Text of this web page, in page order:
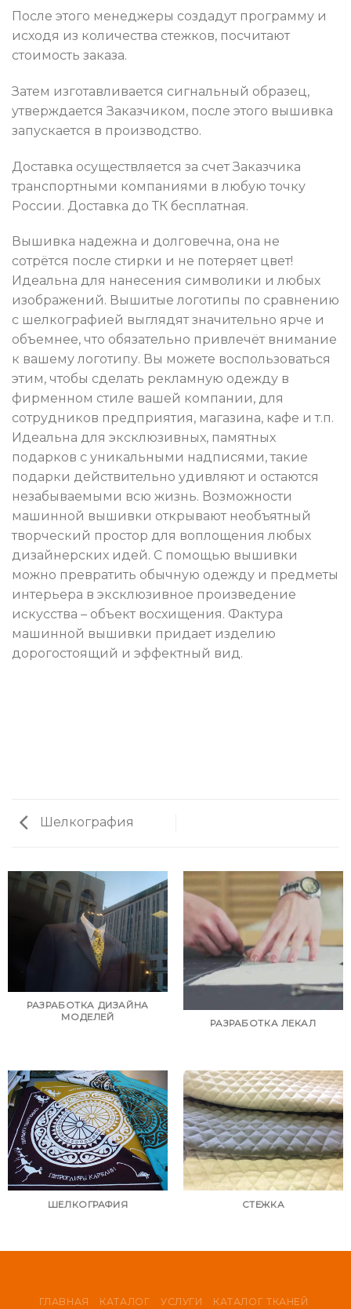
После этого менеджеры создадут программу и
исходя из количества стежков, посчитают
стоимость заказа.
Затем изготавливается сигнальный образец,
утверждается Заказчиком, после этого вышивка
запускается в производство.
Доставка осуществляется за счет Заказчика
транспортными компаниями в любую точку
России. Доставка до ТК бесплатная.
Вышивка надежна и долговечна, она не
сотрётся после стирки и не потеряет цвет!
Идеальна для нанесения символики и любых
изображений. Вышитые логотипы по сравнению
с шелкографией выглядят значительно ярче и
объемнее, что обязательно привлечёт внимание
к вашему логотипу. Вы можете воспользоваться
этим, чтобы сделать рекламную одежду в
фирменном стиле вашей компании, для
сотрудников предприятия, магазина, кафе и т.п.
Идеальна для эксклюзивных, памятных
подарков с уникальными надписями, такие
подарки действительно удивляют и остаются
незабываемыми всю жизнь. Возможности
машинной вышивки открывают необъятный
творческий простор для воплощения любых
дизайнерских идей. С помощью вышивки
можно превратить обычную одежду и предметы
интерьера в эксклюзивное произведение
искусства – объект восхищения. Фактура
машинной вышивки придает изделию
дорогостоящий и эффектный вид.
Шелкография
РАЗРАБОТКА ДИЗАЙНА
МОДЕЛЕЙ
РАЗРАБОТКА ЛЕКАЛ
ШЕЛКОГРАФИЯ СТЕЖКА
ГЛАВНАЯ КАТАЛОГ УСЛУГИ
КАТАЛОГ ТКАНЕЙ